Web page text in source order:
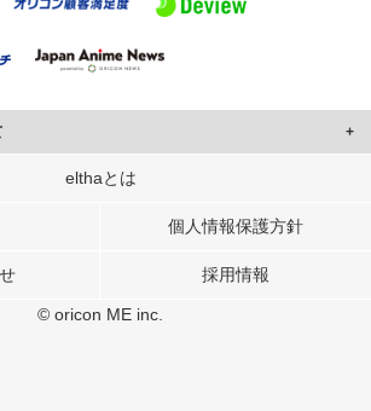
使用して、ユーザーに合わせたコンテンツや広告の
ータ解析の各パートナーに提供しています。
elthaとは
個人情報保護方針
採用情報
© oricon ME inc.